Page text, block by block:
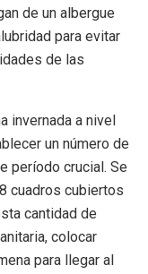
de un albergue
para evitar
de las
invernada a nivel
un número de
período crucial. Se
cuadros cubiertos
cantidad de
colocar
para llegar al